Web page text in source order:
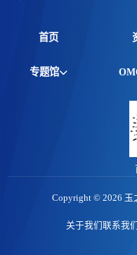
首页
专题馆
Copyright © 2026 玉
关于我们 联系我们